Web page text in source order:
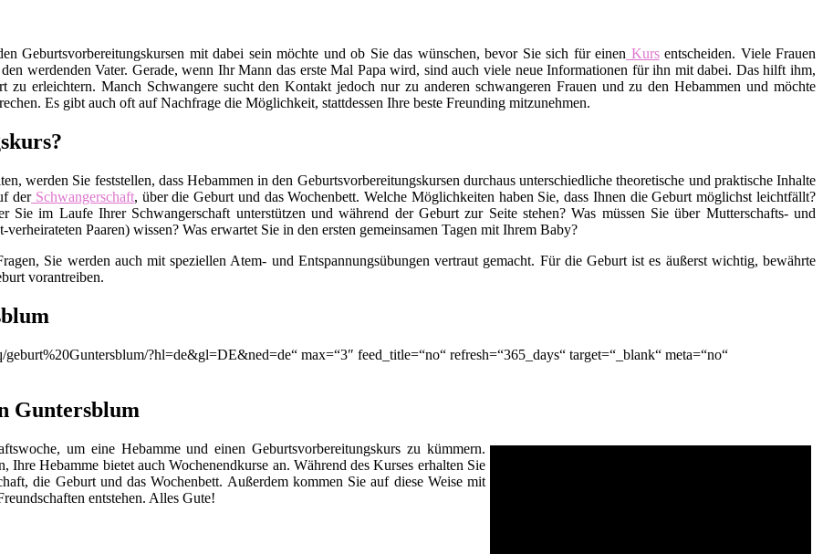
Geburtsvorbereitungskursen mit dabei sein möchte und ob Sie das wünschen, bevor Sie sich für einen Kursentscheiden. Viele Frauen
werdenden Vater. Gerade, wenn Ihr Mann das erste Mal Papa wird, sind auch viele neue Informationen für ihn mit dabei. Das hilft ihm,
zu erleichtern. Manch Schwangere sucht den Kontakt jedoch nur zu anderen schwangeren Frauen und zu den Hebammen und möchte
Es gibt auch oft auf Nachfrage die Möglichkeit, stattdessen Ihre beste Freunding mitzunehmen.
werden Sie feststellen, dass Hebammen in den Geburtsvorbereitungskursen durchaus unterschiedliche theoretische und praktische Inhalte
derSchwangerschaft, über die Geburt und das Wochenbett. Welche Möglichkeiten haben Sie, dass Ihnen die Geburt möglichst leichtfällt?
Sie im Laufe Ihrer Schwangerschaft unterstützen und während der Geburt zur Seite stehen? Was müssen Sie über Mutterschafts- und
Paaren) wissen? Was erwartet Sie in den ersten gemeinsamen Tagen mit Ihrem Baby?
Sie werden auch mit speziellen Atem- und Entspannungsübungen vertraut gemacht. Für die Geburt ist es äußerst wichtig, bewährte
vorantreiben.
?hl=de&gl=DE&ned=de“ max=“3″ feed_title=“no“ refresh=“365_days“ target=“_blank“ meta=“no“
Guntersblum
um eine Hebamme und einen Geburtsvorbereitungskurs zu kümmern.
Ihre Hebamme bietet auch Wochenendkurse an. Während des Kurses erhalten Sie
die Geburt und das Wochenbett. Außerdem kommen Sie auf diese Weise mit
entstehen. Alles Gute!